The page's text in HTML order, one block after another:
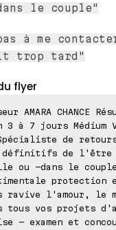
le couple"
à me
trop tard"
flyer
AMARA CHANCE
3 à 7 jours Médium
de
définitifs de l'être
ou -dans le couple
protection
ravive l'amour, le
tous vos projets
- examen et